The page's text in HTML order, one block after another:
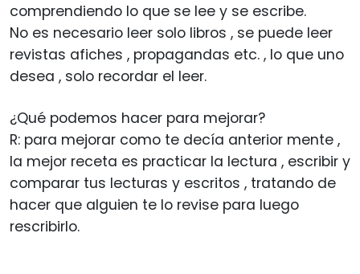
comprendiendo lo que se lee y se escribe.
No es necesario leer solo libros , se puede leer
revistas afiches , propagandas etc. , lo que uno
desea , solo recordar el leer.
¿Qué podemos hacer para mejorar?
R: para mejorar como te decía anterior mente ,
la mejor receta es practicar la lectura , escribir y
comparar tus lecturas y escritos , tratando de
hacer que alguien te lo revise para luego
rescribirlo.